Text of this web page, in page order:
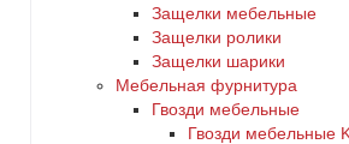
Защелки мебельные
Защелки ролики
Защелки шарики
Мебельная фурнитура
Гвозди мебельные
Гвозди мебельные